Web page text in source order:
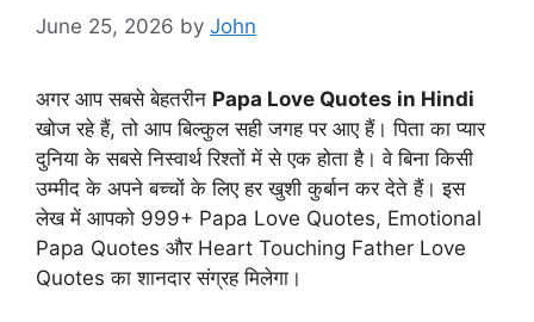
June 25, 2026 by John
अगर आप सबसे बेहतरीन Papa Love Quotes in Hindi
खोज रहे हैं, तो आप बिल्कुल सही जगह पर आए हैं। पिता का प्यार
दुनिया के सबसे निस्वार्थ रिश्तों में से एक होता है। वे बिना किसी
उम्मीद के अपने बच्चों के लिए हर खुशी कुर्बान कर देते हैं। इस
लेख में आपको 999+ Papa Love Quotes, Emotional
Papa Quotes और Heart Touching Father Love
Quotes का शानदार संग्रह मिलेगा।